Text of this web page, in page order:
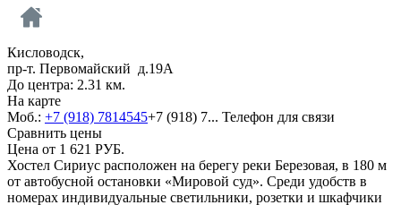
Кисловодск,
пр-т. Первомайский д.19А
До центра: 2.31 км.
На карте
Моб.: +7 (918) 7814545+7 (918) 7... Телефон для связи
Сравнить цены
Цена от 1 621 РУБ.
Хостел Сириус расположен на берегу реки Березовая, в 180 м
от автобусной остановки «Мировой суд». Среди удобств в
номерах индивидуальные светильники, розетки и шкафчики